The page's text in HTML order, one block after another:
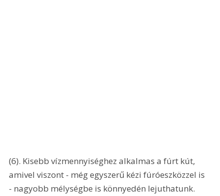
(6). Kisebb vízmennyiséghez alkalmas a fúrt kút,
amivel viszont - még egyszerű kézi fúróeszközzel is
- nagyobb mélységbe is könnyedén lejuthatunk.